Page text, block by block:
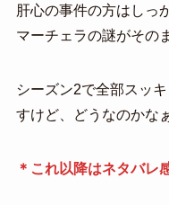
肝心の事件の方はしっ
マーチェラの謎がその
シーズン2で全部スッ
すけど、どうなのかな
＊これ以降はネタバレ